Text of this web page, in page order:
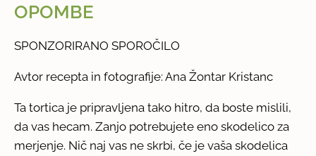
OPOMBE
SPONZORIRANO SPOROČILO
Avtor recepta in fotografije: Ana Žontar Kristanc
Ta tortica je pripravljena tako hitro, da boste mislili,
da vas hecam. Zanjo potrebujete eno skodelico za
merjenje. Nič naj vas ne skrbi, če je vaša skodelica